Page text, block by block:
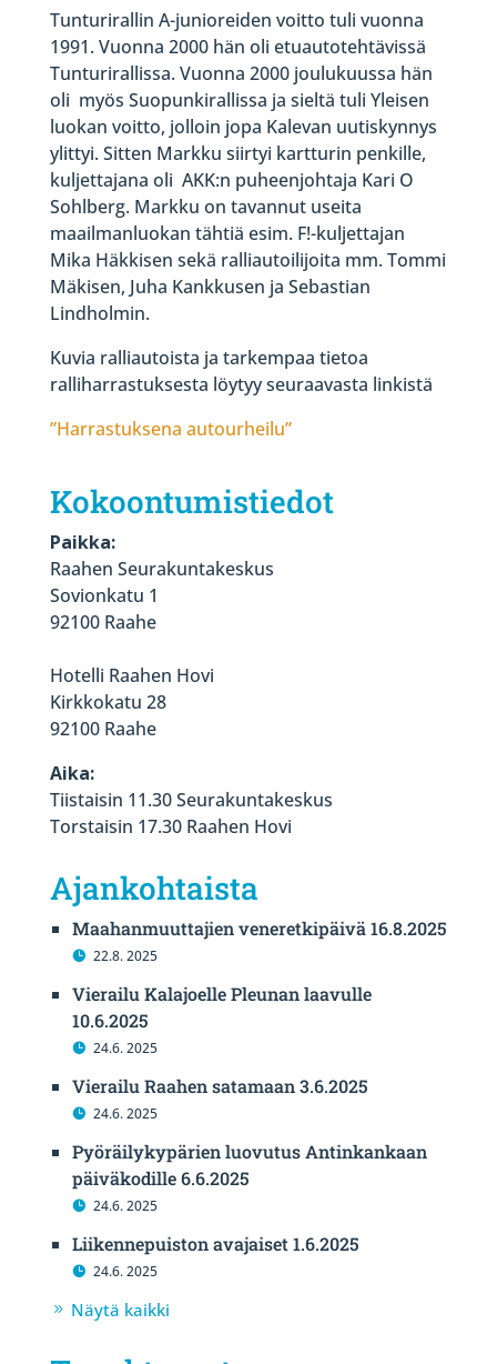
Tunturirallin A-junioreiden voitto tuli vuonna
1991. Vuonna 2000 hän oli etuautotehtävissä
Tunturirallissa. Vuonna 2000 joulukuussa hän
oli myös Suopunkirallissa ja sieltä tuli Yleisen
luokan voitto, jolloin jopa Kalevan uutiskynnys
ylittyi. Sitten Markku siirtyi kartturin penkille,
kuljettajana oli AKK:n puheenjohtaja Kari O
Sohlberg. Markku on tavannut useita
maailmanluokan tähtiä esim. F!-kuljettajan
Mika Häkkisen sekä ralliautoilijoita mm. Tommi
Mäkisen, Juha Kankkusen ja Sebastian
Lindholmin.
Kuvia ralliautoista ja tarkempaa tietoa
ralliharrastuksesta löytyy seuraavasta linkistä
”Harrastuksena autourheilu”
Kokoontumistiedot
Paikka:
Raahen Seurakuntakeskus
Sovionkatu 1
92100 Raahe
Hotelli Raahen Hovi
Kirkkokatu 28
92100 Raahe
Aika:
Tiistaisin 11.30 Seurakuntakeskus
Torstaisin 17.30 Raahen Hovi
Ajankohtaista
Maahanmuuttajien veneretkipäivä 16.8.2025
22.8. 2025
Vierailu Kalajoelle Pleunan laavulle
10.6.2025
24.6. 2025
Vierailu Raahen satamaan 3.6.2025
24.6. 2025
Pyöräilykypärien luovutus Antinkankaan
päiväkodille 6.6.2025
24.6. 2025
Liikennepuiston avajaiset 1.6.2025
24.6. 2025
Näytä kaikki